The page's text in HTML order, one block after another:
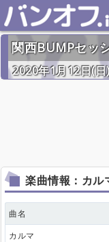
関西BUMPセッ
2020年1月12日(日
楽曲情報：カル
曲名
カルマ